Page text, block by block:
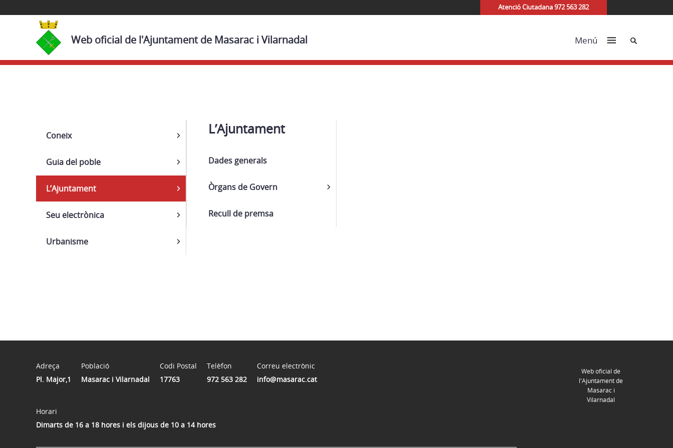
Atenció Ciutadana 972 563 282
Web oficial de l'Ajuntament de Masarac i Vilarnadal Menú Cerca
Navega
Coneix
Guia del poble
L’Ajuntament
L’Ajuntament
Dades generals
Òrgans de Govern
Recull de premsa
Seu electrònica
Urbanisme
Adreça
Pl. Major,1
Població
Masarac i Vilarnadal
Codi Postal
17763
Telèfon
972 563 282
Correu electrònic
info@masarac.cat
Horari
Dimarts de 16 a 18 hores i els dijous de 10 a 14 hores
Web oficial de
l'Ajuntament de
Masarac i
Vilarnadal